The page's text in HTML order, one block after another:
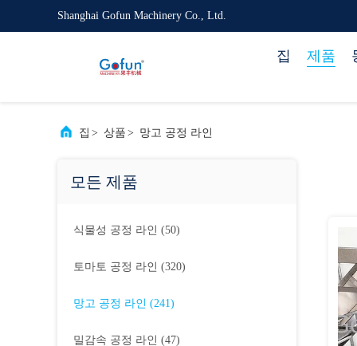
Shanghai Gofun Machinery Co., Ltd.
집 제품
집 > 상품 > 망고 공정 라인
모든 제품
식물성 공정 라인 (50)
토마토 공정 라인 (320)
망고 공정 라인 (241)
밀감속 공정 라인 (47)